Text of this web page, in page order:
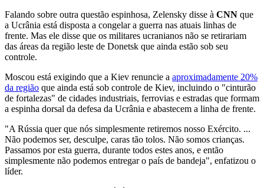
Falando sobre outra questão espinhosa, Zelensky disse à CNN que
a Ucrânia está disposta a congelar a guerra nas atuais linhas de
frente. Mas ele disse que os militares ucranianos não se retirariam
das áreas da região leste de Donetsk que ainda estão sob seu
controle.
Moscou está exigindo que a Kiev renuncie a aproximadamente 20%
da região que ainda está sob controle de Kiev, incluindo o "cinturão
de fortalezas" de cidades industriais, ferrovias e estradas que formam
a espinha dorsal da defesa da Ucrânia e abastecem a linha de frente.
"A Rússia quer que nós simplesmente retiremos nosso Exército. ...
Não podemos ser, desculpe, caras tão tolos. Não somos crianças.
Passamos por esta guerra, durante todos estes anos, e então
simplesmente não podemos entregar o país de bandeja", enfatizou o
líder.